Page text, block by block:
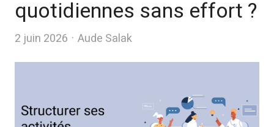
quotidiennes sans effort ?
2 juin 2026 Author
Aude Salak